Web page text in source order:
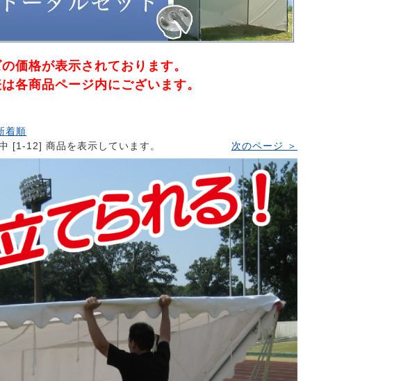
価格が表示されております。
各商品ページ内にございます。
着順
[1-12] 商品を表示しています。
次のページ ＞